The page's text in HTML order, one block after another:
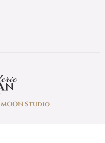
MOON Studio